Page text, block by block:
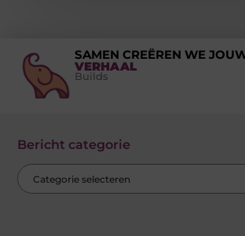
SAMEN CREËREN WE
VERHAAL
Builds
Bericht categorie